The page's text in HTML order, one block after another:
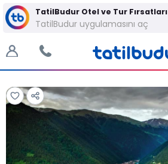
TatilBudur Otel ve Tur Fırsatları
TatilBudur uygulamasını aç
Tüm Fotoğraflar